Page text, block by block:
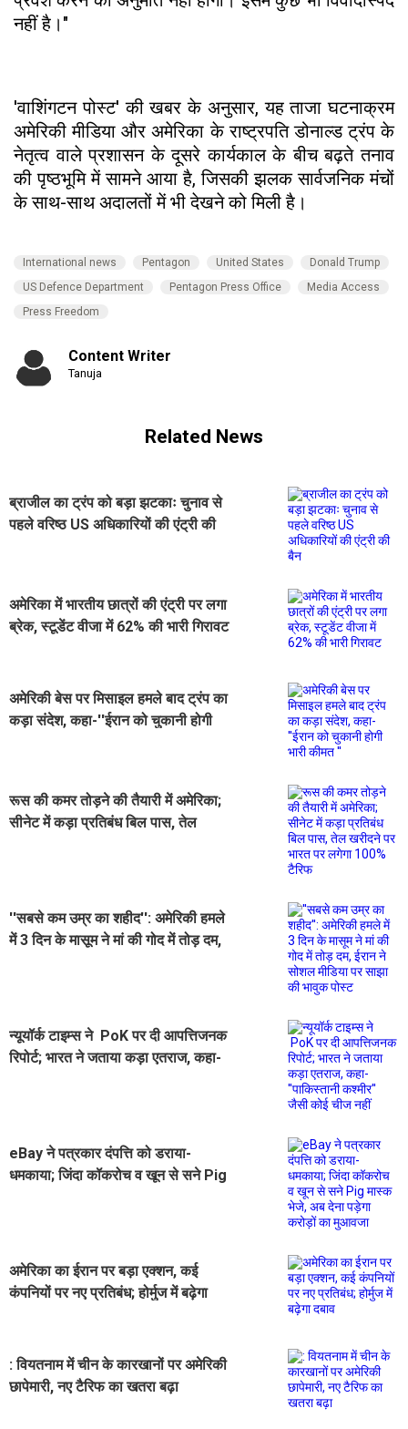
नहीं है।"
'वाशिंगटन पोस्ट' की खबर के अनुसार, यह ताजा घटनाक्रम
अमेरिकी मीडिया और अमेरिका के राष्ट्रपति डोनाल्ड ट्रंप के
नेतृत्व वाले प्रशासन के दूसरे कार्यकाल के बीच बढ़ते तनाव
की पृष्ठभूमि में सामने आया है, जिसकी झलक सार्वजनिक मंचों
के साथ-साथ अदालतों में भी देखने को मिली है।
International news Pentagon United States
Donald Trump
US Defence Department
Pentagon Press Office
Media Access
Press Freedom
Content Writer
Tanuja
Related News
ब्राजील का ट्रंप को बड़ा झटकाः चुनाव से
पहले वरिष्ठ US अधिकारियों की एंट्री की
अमेरिका में भारतीय छात्रों की एंट्री पर लगा
ब्रेक, स्टूडेंट वीजा में 62% की भारी गिरावट
अमेरिकी बेस पर मिसाइल हमले बाद ट्रंप का
कड़ा संदेश, कहा-''ईरान को चुकानी होगी
रूस की कमर तोड़ने की तैयारी में अमेरिका;
सीनेट में कड़ा प्रतिबंध बिल पास, तेल
''सबसे कम उम्र का शहीद'': अमेरिकी हमले
में 3 दिन के मासूम ने मां की गोद में तोड़ दम,
न्यूयॉर्क टाइम्स ने PoK पर दी आपत्तिजनक
रिपोर्ट; भारत ने जताया कड़ा एतराज, कहा-
eBay ने पत्रकार दंपत्ति को डराया-
धमकाया; जिंदा कॉकरोच व खून से सने Pig
अमेरिका का ईरान पर बड़ा एक्शन, कई
कंपनियों पर नए प्रतिबंध; होर्मुज में बढ़ेगा
: वियतनाम में चीन के कारखानों पर अमेरिकी
छापेमारी, नए टैरिफ का खतरा बढ़ा